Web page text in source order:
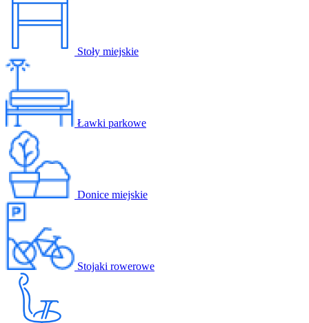
Stoły miejskie
Ławki parkowe
Donice miejskie
Stojaki rowerowe